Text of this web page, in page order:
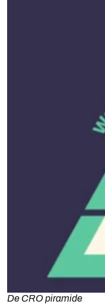
De CRO piramide